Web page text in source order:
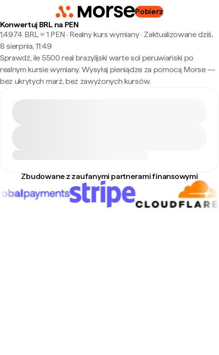
Pobierz
Konwertuj BRL na PEN
1,4974 BRL ≈ 1 PEN · Realny kurs wymiany· Zaktualizowane dziś,
8 sierpnia, 11:49
Sprawdź, ile 5500 real brazylijski warte sol peruwiański po
realnym kursie wymiany. Wysyłaj pieniądze za pomocą Morse —
bez ukrytych marż, bez zawyżonych kursów.
Zbudowane z zaufanymi partnerami finansowymi